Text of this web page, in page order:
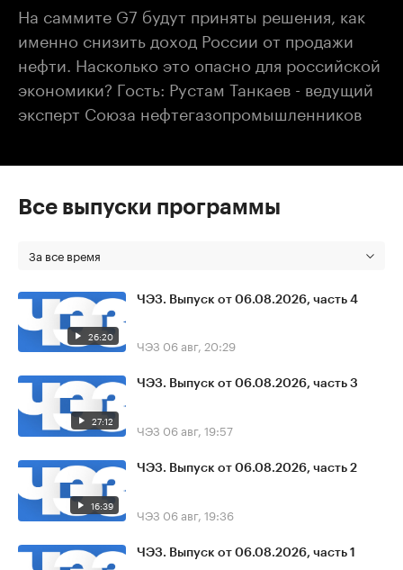
На саммите G7 будут приняты решения, как
именно снизить доход России от продажи
нефти. Насколько это опасно для российской
экономики? Гость: Рустам Танкаев - ведущий
эксперт Союза нефтегазопромышленников
Все выпуски программы
За все время
26:20
ЧЭЗ. Выпуск от 06.08.2026, часть 4
ЧЭЗ 06 авг, 20:29
27:12
ЧЭЗ. Выпуск от 06.08.2026, часть 3
ЧЭЗ 06 авг, 19:57
16:39
ЧЭЗ. Выпуск от 06.08.2026, часть 2
ЧЭЗ 06 авг, 19:36
ЧЭЗ. Выпуск от 06.08.2026, часть 1